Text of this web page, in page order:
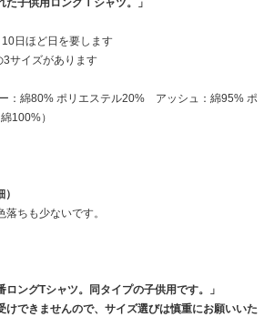
た子供用ロングＴシャツ。」
10日ほど日を要します
サイズがあります
：綿80% ポリエステル20% アッシュ：綿95% ポ
100%）
落ちも少ないです。
ロングTシャツ。同タイプの子供用です。」
けできませんので、サイズ選びは慎重にお願いいた